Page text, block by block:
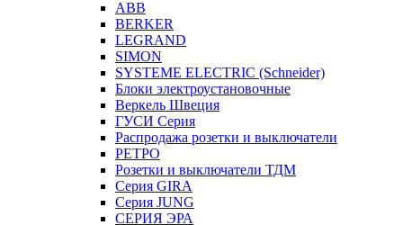
ABB
BERKER
LEGRAND
SIMON
SYSTEME ELECTRIC (Schneider)
Блоки электроустановочные
Веркель Швеция
ГУСИ Серия
Распродажа розетки и выключатели
РЕТРО
Розетки и выключатели ТДМ
Серия GIRA
Серия JUNG
СЕРИЯ ЭРА